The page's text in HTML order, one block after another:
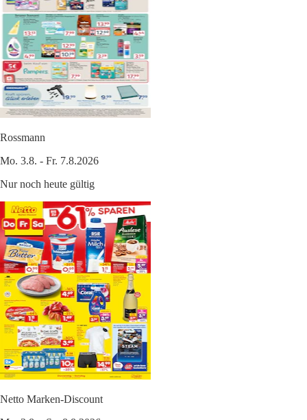
Rossmann
Mo. 3.8. - Fr. 7.8.2026
Nur noch heute gültig
Netto Marken-Discount